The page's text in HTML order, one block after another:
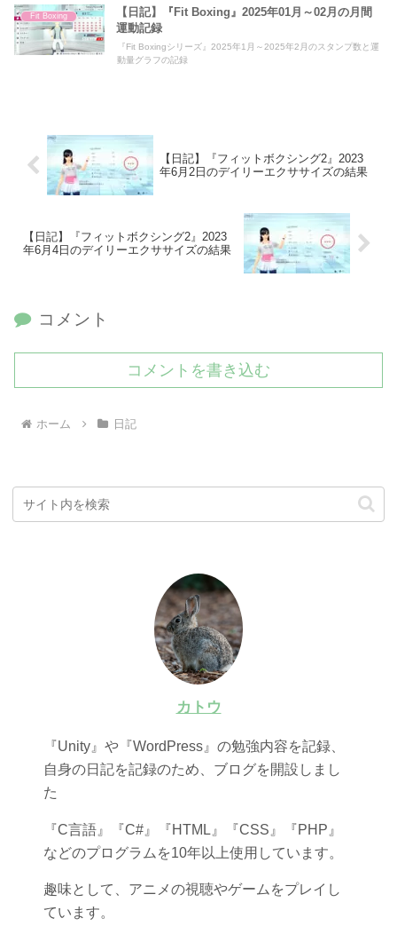
Fit Boxing
【日記】『Fit Boxing』2025年01月～02月の月間
運動記録
『Fit Boxingシリーズ』2025年1月～2025年2月のスタンプ数と運
動量グラフの記録
【日記】『フィットボクシング2』2023
年6月2日のデイリーエクササイズの結果
【日記】『フィットボクシング2』2023
年6月4日のデイリーエクササイズの結果
コメント
コメントを書き込む
ホーム 日記
カトウ
『Unity』や『WordPress』の勉強内容を記録、
自身の日記を記録のため、ブログを開設しまし
た
『C言語』『C#』『HTML』『CSS』『PHP』
などのプログラムを10年以上使用しています。
趣味として、アニメの視聴やゲームをプレイし
ています。